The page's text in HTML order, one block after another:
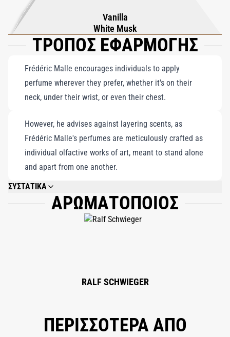
αυτοέκφρασης. Με τον συνδυασμό σύγχρονης εκλέπτυνσης και
νοσταλγικής γοητείας, ενσαρκώνει το πνεύμα της τολμηρής
θηλυκότητας και του αβίαστου στυλ.
Vanilla
White Musk
ΤΡΟΠΟΣ ΕΦΑΡΜΟΓΗΣ
Frédéric Malle encourages individuals to apply
perfume wherever they prefer, whether it's on their
neck, under their wrist, or even their chest.
However, he advises against layering scents, as
Frédéric Malle's perfumes are meticulously crafted as
individual olfactive works of art, meant to stand alone
and apart from one another.
ΣΥΣΤΑΤΙΚΑ
ALCOHOL DENAT., WATER\AQUA\EAU, FRAGRANCE (PARFUM), ALPHA-
ISOMETHYL IONONE, HYDROXYCITRONELLAL, GERANIOL, CITRONELLOL,
COUMARIN, CINNAMYL ALCOHOL, BENZYL BENZOATE, LINALOOL, CITRIC
ΑΡΩΜΑΤΟΠΟΙΟΣ
RALF SCHWIEGER
ΠΕΡΙΣΣΟΤΕΡΑ ΑΠΟ